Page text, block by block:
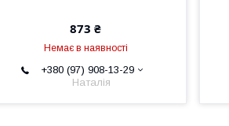
873 ₴
Немає в наявності
+380 (97) 908-13-29
Наталія